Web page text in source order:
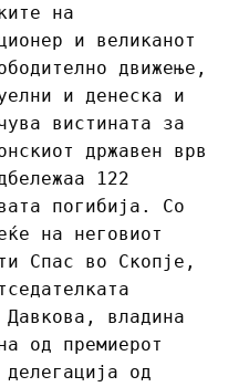
на
и великанот
движење,
и денеска и
вистината за
државен врв
122
погибија. Со
на неговиот
Спас во Скопје,
Давкова, владина
од премиерот
од